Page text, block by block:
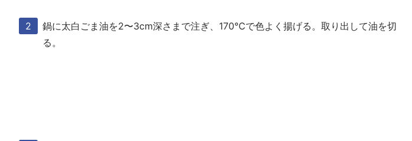
鍋に太白ごま油を2〜3cm深さまで注ぎ、170℃で色よく揚げる。取り出して油を切
る。